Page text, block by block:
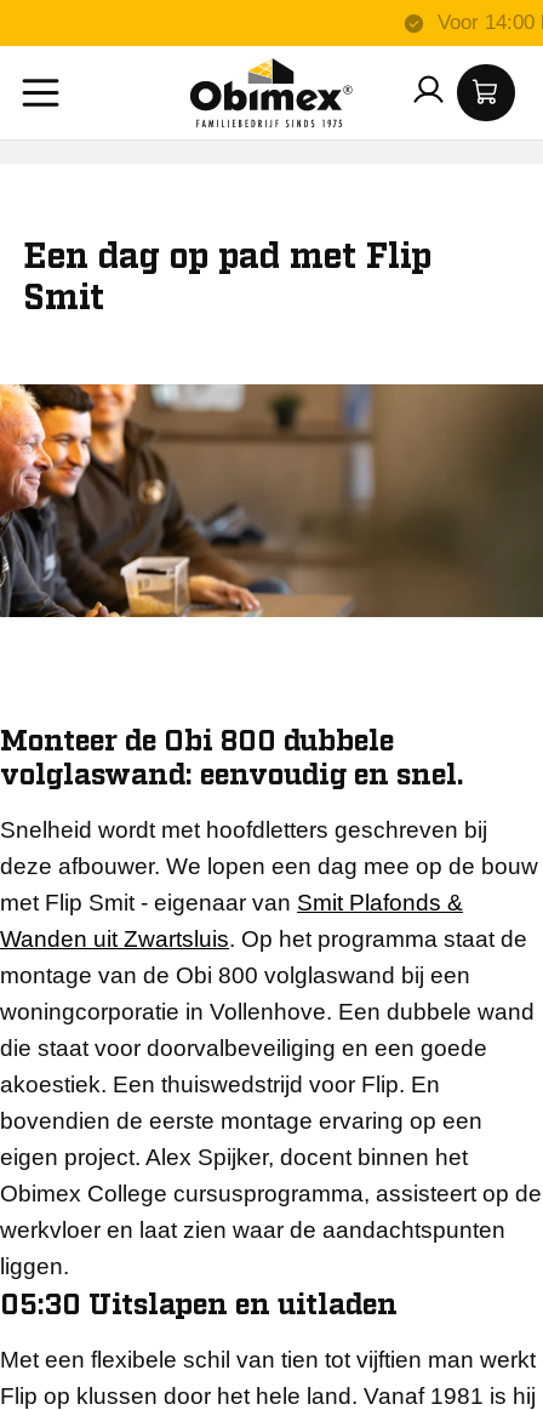
Een dag op pad met Flip
Smit
Monteer de Obi 800 dubbele
volglaswand: eenvoudig en snel.
Snelheid wordt met hoofdletters geschreven bij
deze afbouwer. We lopen een dag mee op de bouw
met Flip Smit - eigenaar van Smit Plafonds &
Wanden uit Zwartsluis. Op het programma staat de
montage van de Obi 800 volglaswand bij een
woningcorporatie in Vollenhove. Een dubbele wand
die staat voor doorvalbeveiliging en een goede
akoestiek. Een thuiswedstrijd voor Flip. En
bovendien de eerste montage ervaring op een
eigen project. Alex Spijker, docent binnen het
Obimex College cursusprogramma, assisteert op de
werkvloer en laat zien waar de aandachtspunten
liggen.
05:30 Uitslapen en uitladen
Met een flexibele schil van tien tot vijftien man werkt
Flip op klussen door het hele land. Vanaf 1981 is hij